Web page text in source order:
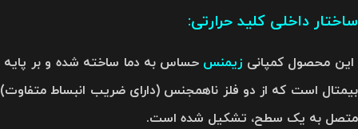
ساختار داخلی کلید حرارتی:
این محصول کمپانی زیمنسحساس به دما ساخته شده و بر پایه
بیمتال است که از دو فلز ناهمجنس (دارای ضریب انبساط متفاوت)
متصل به یک سطح، تشکیل شده‌ است.